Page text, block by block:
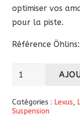
optimiser vos
pour la piste.
Référence
quantité
Kit
d’amortisseurs
Catégories : Lexus,
Suspension